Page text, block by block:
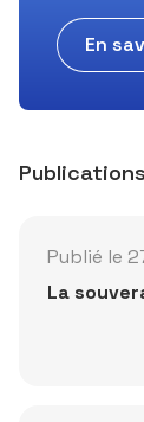
En
Publié le
La